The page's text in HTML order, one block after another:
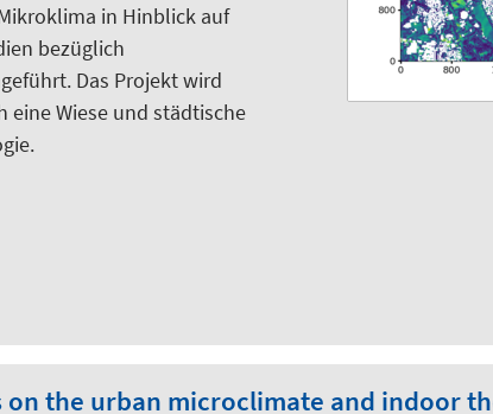
in Hinblick auf
bezüglich
Das Projekt wird
eine Wiese und städtische
the urban microclimate and indoor